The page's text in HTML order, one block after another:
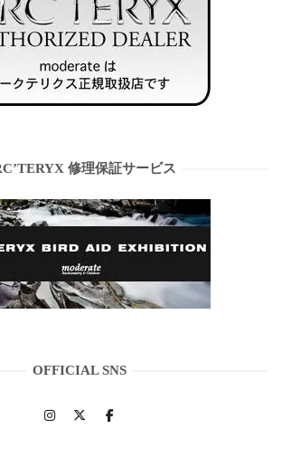
修理保証サービス
OFFICIAL SNS